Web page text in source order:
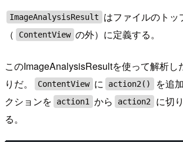
ImageAnalysisResult
はファイルのトッ
（
ContentView の外）に定義する。
このImageAnalysisResultを使って解析し
りだ。
ContentView に action2()
を追
クションを
action1 から action2
に切
る。